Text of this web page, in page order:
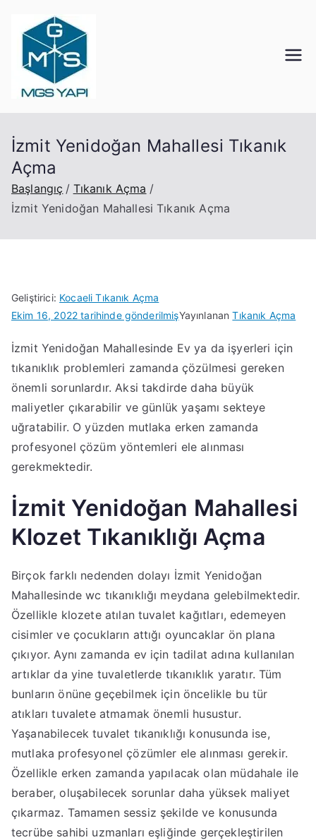
İzmit Yenidoğan Mahallesi Tıkanık
Açma
Başlangıç
Tıkanık Açma
İzmit Yenidoğan Mahallesi Tıkanık Açma
Geliştirici: Kocaeli Tıkanık Açma
Ekim 16, 2022 tarihinde gönderilmişYayınlananTıkanık Açma
İzmit Yenidoğan Mahallesinde Ev ya da işyerleri için
tıkanıklık problemleri zamanda çözülmesi gereken
önemli sorunlardır. Aksi takdirde daha büyük
maliyetler çıkarabilir ve günlük yaşamı sekteye
uğratabilir. O yüzden mutlaka erken zamanda
profesyonel çözüm yöntemleri ele alınması
gerekmektedir.
İzmit Yenidoğan Mahallesi
Klozet Tıkanıklığı Açma
Birçok farklı nedenden dolayı İzmit Yenidoğan
Mahallesinde wc tıkanıklığı meydana gelebilmektedir.
Özellikle klozete atılan tuvalet kağıtları, edemeyen
cisimler ve çocukların attığı oyuncaklar ön plana
çıkıyor. Aynı zamanda ev için tadilat adına kullanılan
artıklar da yine tuvaletlerde tıkanıklık yaratır. Tüm
bunların önüne geçebilmek için öncelikle bu tür
atıkları tuvalete atmamak önemli husustur.
Yaşanabilecek tuvalet tıkanıklığı konusunda ise,
mutlaka profesyonel çözümler ele alınması gerekir.
Özellikle erken zamanda yapılacak olan müdahale ile
beraber, oluşabilecek sorunlar daha yüksek maliyet
çıkarmaz. Tamamen sessiz şekilde ve konusunda
tecrübe sahibi uzmanları eşliğinde gerçekleştirilen